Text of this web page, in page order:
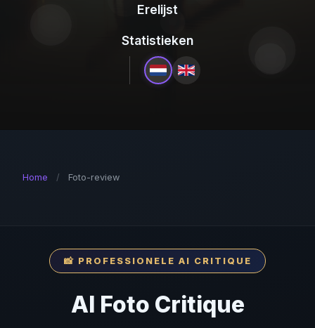
Erelijst
Statistieken
Home / Foto-review
📸 PROFESSIONELE AI CRITIQUE
AI Foto Critique